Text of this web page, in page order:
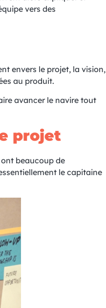
vers des
envers le projet, la vision,
au produit.
avancer le navire tout
projet
beaucoup de
le capitaine